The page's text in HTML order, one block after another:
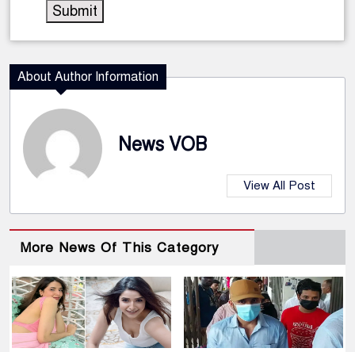
About Author Information
News VOB
View All Post
More News Of This Category